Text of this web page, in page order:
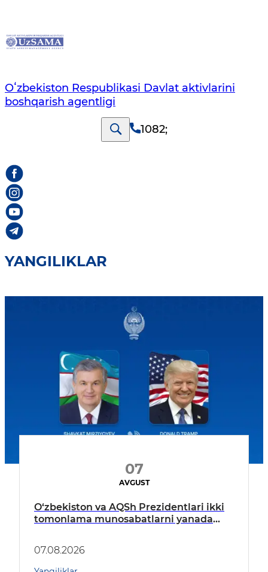
Oʻzbekiston Respublikasi Davlat aktivlarini
boshqarish agentligi
1082;
YANGILIKLAR
07
AVGUST
O‘zbekiston va AQSh Prezidentlari ikki
tomonlama munosabatlarni yanada
07.08.2026